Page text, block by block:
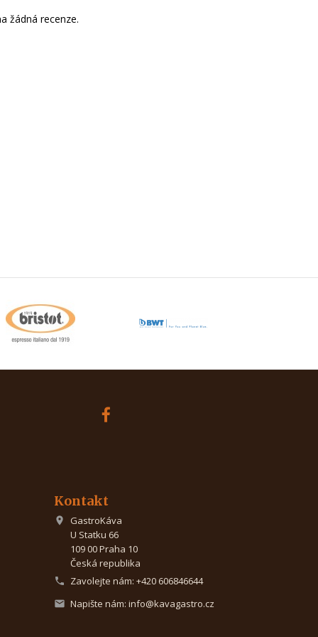
žádná recenze.
Kontakt

GastroKáva
U Statku 66
109 00 Praha 10
Česká republika
 Zavolejte nám: +420 606846644
 Napište nám: info@kavagastro.cz